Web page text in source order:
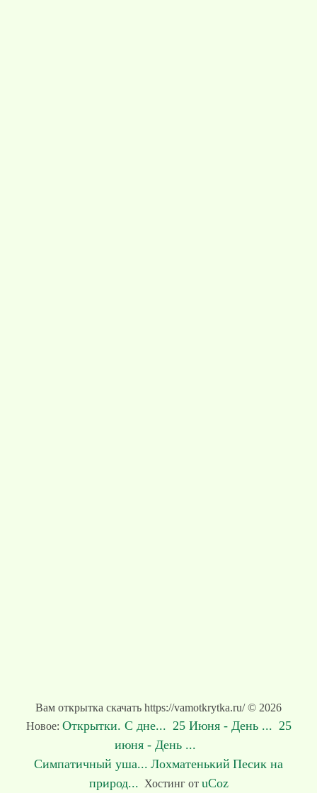
Вам открытка скачать https://vamotkrytka.ru/ © 2026
Новое: Открытки. С дне... 25 Июня - День ... 25
июня - День ...
Симпатичный уша... Лохматенький Песик на
природ... Хостинг от uCoz